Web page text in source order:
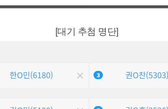
[대기 추첨 명단]